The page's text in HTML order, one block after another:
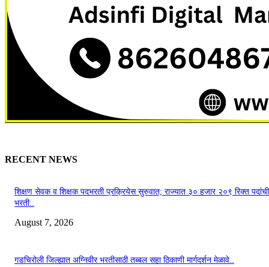
RECENT NEWS
शिक्षण सेवक व शिक्षक पदभरती प्रक्रियेस सुरुवात; राज्यात ३० हजार २०९ रिक्त पदांची
भरती..
August 7, 2026
गडचिरोली जिल्ह्यात अग्निवीर भरतीसाठी तब्बल सहा ठिकाणी मार्गदर्शन मेळावे..